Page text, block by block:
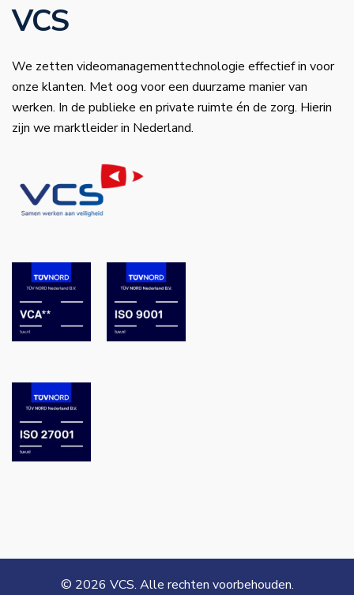
VCS
We zetten videomanagementtechnologie effectief in voor
onze klanten. Met oog voor een duurzame manier van
werken. In de publieke en private ruimte én de zorg. Hierin
zijn we marktleider in Nederland.
© 2026 VCS. Alle rechten voorbehouden.